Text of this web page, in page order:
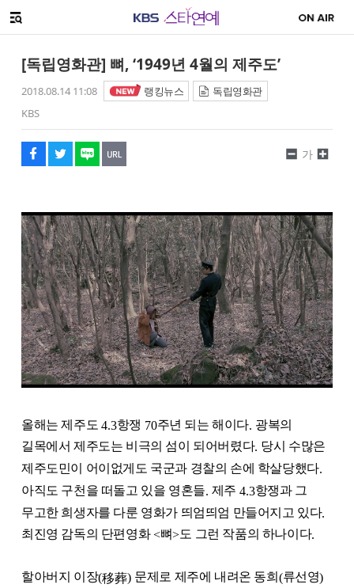
메뉴 열기
[독립영화관] 뼈, ‘1949년 4월의 제주도’
2018.08.14 11:08 랭킹뉴스
독립영화관
KBS
페이스북
트위터
네이버
URL복사
글씨 작게보기
가
글씨 크게보기
올해는 제주도 4.3항쟁 70주년 되는 해이다 광복의
길목에서 제주도는 비극의 섬이 되어버렸다. 당시 수많은
제주도민이 어이없게도 국군과 경찰의 손에 학살당했다.
아직도 구천을 떠돌고 있을 영혼들. 제주 4.3항쟁과 그
무고한 희생자를 다룬 영화가 띄엄띄엄 만들어지고 있다.
최진영 감독의 단편영화<뼈>도 그런 작품의 하나이다.
할아버지 이장(移葬) 문제로 제주에 내려온 동희(류선영)
해시태그